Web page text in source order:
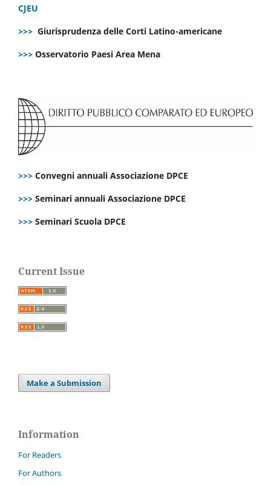
CJEU
>>> Giurisprudenza delle Corti Latino-americane
>>> Osservatorio Paesi Area Mena
>>> Convegni annuali Associazione DPCE
>>> Seminari annuali Associazione DPCE
>>> Seminari Scuola DPCE
Current Issue
Make a Submission
Information
For Readers
For Authors